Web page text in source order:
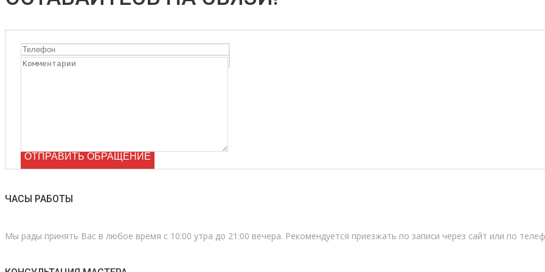
ЧАСЫ РАБОТЫ
Мы рады принять Вас в любое время с 10:00 утра до 21:00 вечера. Рекомендуется приезжать по записи через сайт или по